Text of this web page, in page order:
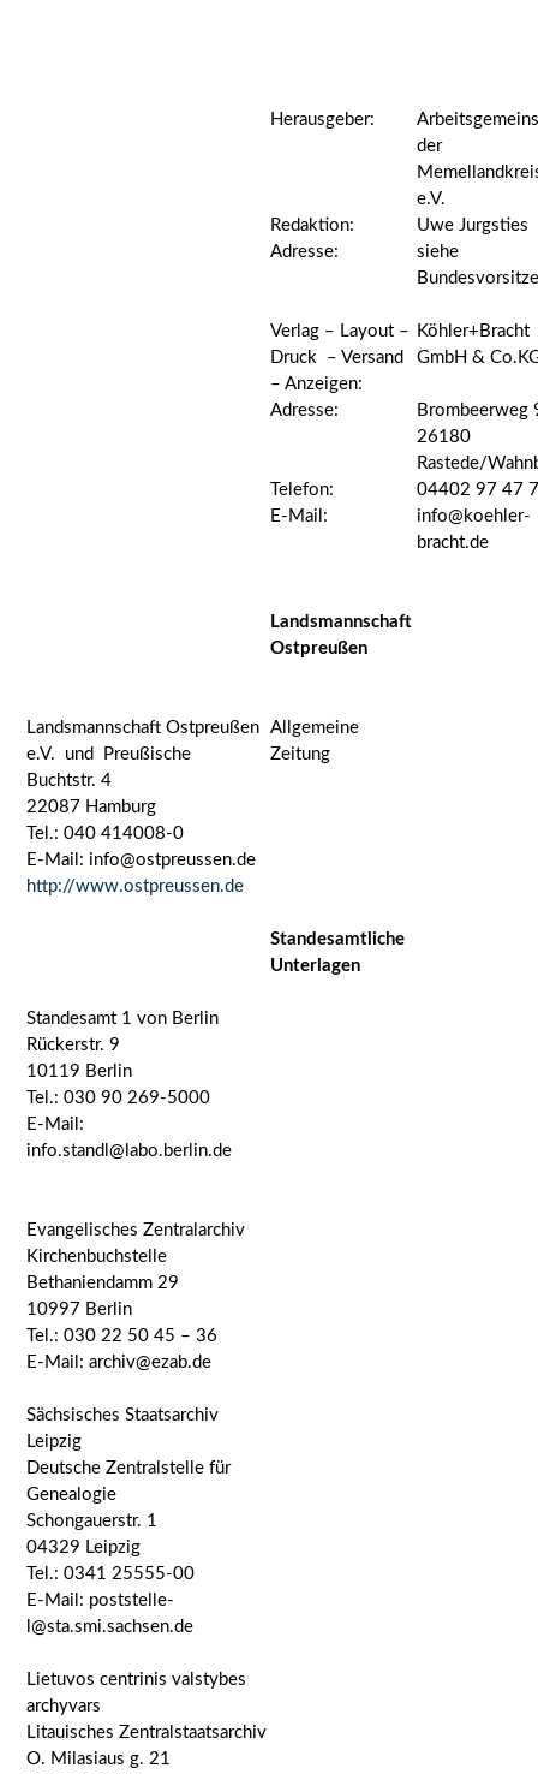
Herausgeber:
der
e.V.
Redaktion:
Uwe Jurgsties
Adresse:
siehe
Verlag – Layout –
Druck – Versand
– Anzeigen:
Köhler+Bracht
GmbH &
Adresse:
Brombeerweg
26180
Rastede/
Telefon:
04402 97 47
E-Mail:
info@koehler-
bracht.de
Landsmannschaft
Ostpreußen
Landsmannschaft Ostpreußen
e.V. und Preußische
Allgemeine
Zeitung
Buchtstr. 4
22087 Hamburg
Tel.: 040 414008-0
E-Mail: info@ostpreussen.de
http://www.ostpreussen.de
Standesamtliche
Unterlagen
Standesamt 1 von Berlin
Rückerstr. 9
10119 Berlin
Tel.: 030 90 269-5000
E-Mail:
info.standl@labo.berlin.de
Evangelisches Zentralarchiv
Kirchenbuchstelle
Bethaniendamm 29
10997 Berlin
Tel.: 030 22 50 45 – 36
E-Mail: archiv@ezab.de
Sächsisches Staatsarchiv
Leipzig
Deutsche Zentralstelle für
Genealogie
Schongauerstr. 1
04329 Leipzig
Tel.: 0341 25555-00
E-Mail: poststelle-
l@sta.smi.sachsen.de
Lietuvos centrinis valstybes
archyvars
Litauisches Zentralstaatsarchiv
O. Milasiaus g. 21